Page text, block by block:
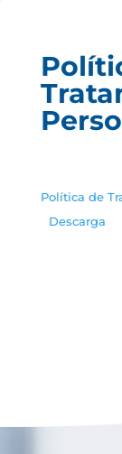
Política de
Descarga